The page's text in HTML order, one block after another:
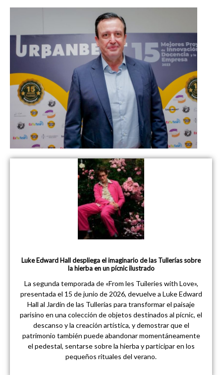
Luke Edward Hall despliega el imaginario de las Tullerías sobre
la hierba en un pícnic ilustrado
La segunda temporada de «From les Tuileries with Love»,
presentada el 15 de junio de 2026, devuelve a Luke Edward
Hall al Jardín de las Tullerías para transformar el paisaje
parisino en una colección de objetos destinados al pícnic, el
descanso y la creación artística, y demostrar que el
patrimonio también puede abandonar momentáneamente
el pedestal, sentarse sobre la hierba y participar en los
pequeños rituales del verano.